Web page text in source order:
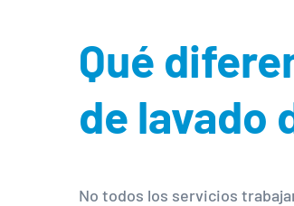
Qué
de lavado
No todos los servicios